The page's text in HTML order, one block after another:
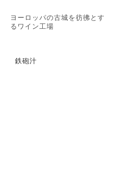
ヨーロッパの古城を彷彿とす
るワイン工場
鉄砲汁